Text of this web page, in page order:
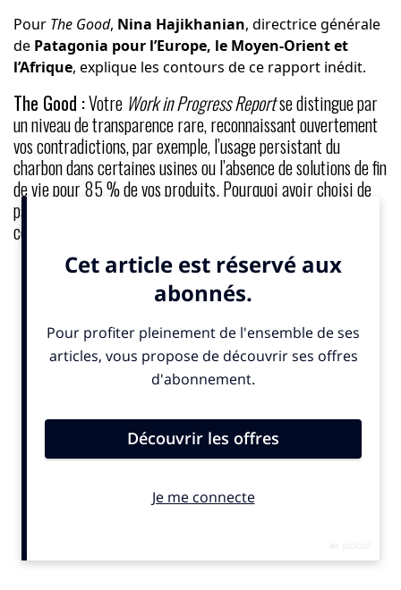
Pour The Good, Nina Hajikhanian, directrice générale
de Patagonia pour l’Europe, le Moyen-Orient et
l’Afrique, explique les contours de ce rapport inédit.
The Good :Votre Work in Progress Reportse distingue par
un niveau de transparence rare, reconnaissant ouvertement
vos contradictions, par exemple, l’usage persistant du
charbon dans certaines usines ou l’absence de solutions de fin
de vie pour 85 % de vos produits. Pourquoi avoir choisi de
partager vos limites, alors que la plupart des marques
communiquent surtout sur leurs réussites ?
Nina Hajikhanian :Nous avons publié ce rapport
parce que la transparence nourrit la responsabilité. Il
structure de propriété et de nos actions en matière
d’entreprise responsable, de produit, d’engagement
communautaire et de philanthropie.
un document honnête montrant nos progrès et aussi
nos manquements. Oui, la plupart de nos produits
reste utilisé dans une partie de notre chaîne